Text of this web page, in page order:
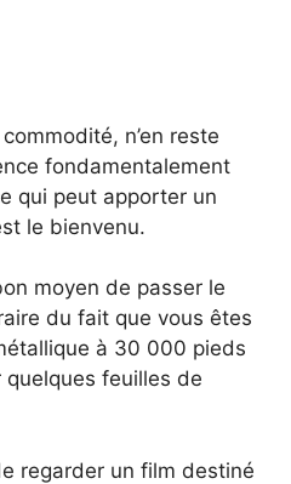
n’en reste
fondamentalement
qui peut apporter un
le bienvenu.
moyen de passer le
du fait que vous êtes
à 30 000 pieds
feuilles de
regarder un film destiné